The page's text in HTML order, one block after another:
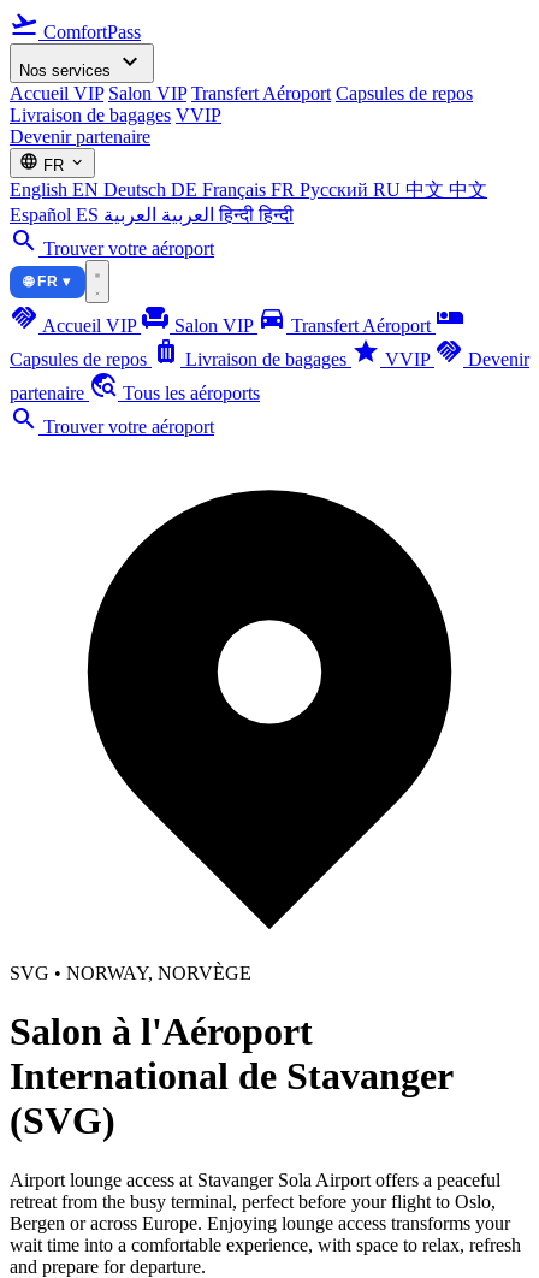
flight_takeoff ComfortPass
Nos services expand_more
Accueil VIP Salon VIP Transfert Aéroport Capsules de repos
Livraison de bagages VVIP
Devenir partenaire
language FR expand_more
English EN Deutsch DE Français FR Русский RU 中文 中文
Español ES العربية العربية हिन्दीहिन्दी
search Trouver votre aéroport
🌐 FR ▾
handshake Accueil VIP chair Salon VIP directions_car Transfert Aéroport airline_seat_individual_suite
Capsules de repos luggage Livraison de bagages star VVIP handshake Devenir
partenaire travel_explore Tous les aéroports
search Trouver votre aéroport
SVG • NORWAY, NORVÈGE
Salon à l'Aéroport
International de Stavanger
(SVG)
Airport lounge access at Stavanger Sola Airport offers a peaceful
retreat from the busy terminal, perfect before your flight to Oslo,
Bergen or across Europe. Enjoying lounge access transforms your
wait time into a comfortable experience, with space to relax, refresh
and prepare for departure.